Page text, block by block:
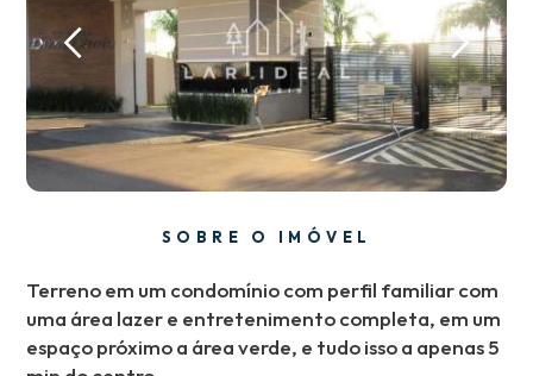
SOBRE O IMÓVEL
Terreno em um condomínio com perfil familiar com
uma área lazer e entretenimento completa, em um
espaço próximo a área verde, e tudo isso a apenas 5